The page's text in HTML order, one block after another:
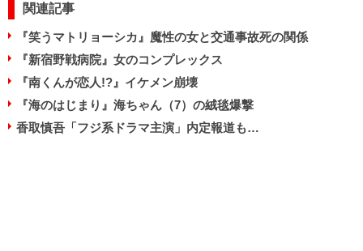
関連記事
『笑うマトリョーシカ』魔性の女と交通事故死の関係
『新宿野戦病院』女のコンプレックス
『南くんが恋人!?』イケメン崩壊
『海のはじまり』海ちゃん（7）の絨毯爆撃
香取慎吾「フジ系ドラマ主演」内定報道も…